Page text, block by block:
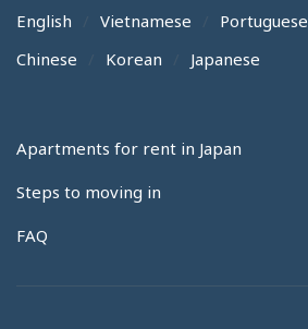
English Vietnamese
Portuguese
Chinese
Korean Japanese
Apartments for rent in Japan
Steps to moving in
FAQ